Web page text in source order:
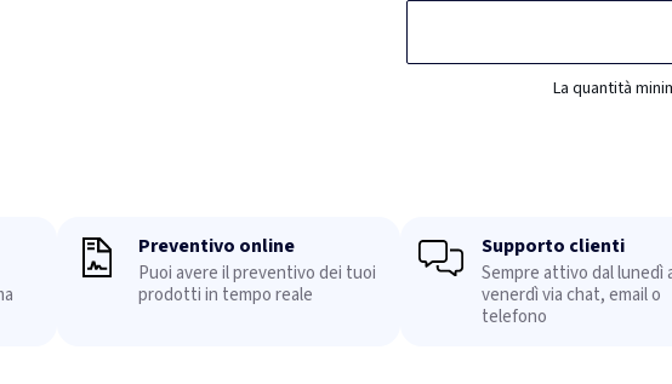
La quantità
Preventivo online
Puoi avere il preventivo dei tuoi
prodotti in tempo reale
Supporto clienti
Sempre attivo dal lunedì
venerdì via chat, email o
telefono